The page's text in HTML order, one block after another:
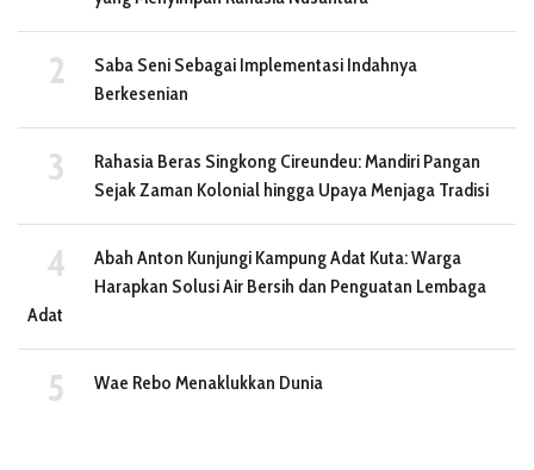
Saba Seni Sebagai Implementasi Indahnya
Berkesenian
Rahasia Beras Singkong Cireundeu: Mandiri Pangan
Sejak Zaman Kolonial hingga Upaya Menjaga Tradisi
Abah Anton Kunjungi Kampung Adat Kuta: Warga
Harapkan Solusi Air Bersih dan Penguatan Lembaga
Adat
Wae Rebo Menaklukkan Dunia